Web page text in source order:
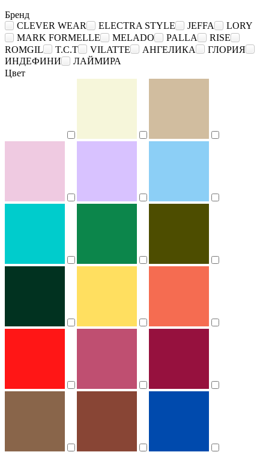
Бренд
CLEVER WEAR
ELECTRA STYLE JEFFA
LORY
MARK FORMELLE
MELADO PALLA
RISE
ROMGIL
T.C.T VILATTE АНГЕЛИКА
ГЛОРИЯ
ИНДЕФИНИ
ЛАЙМИРА
Цвет